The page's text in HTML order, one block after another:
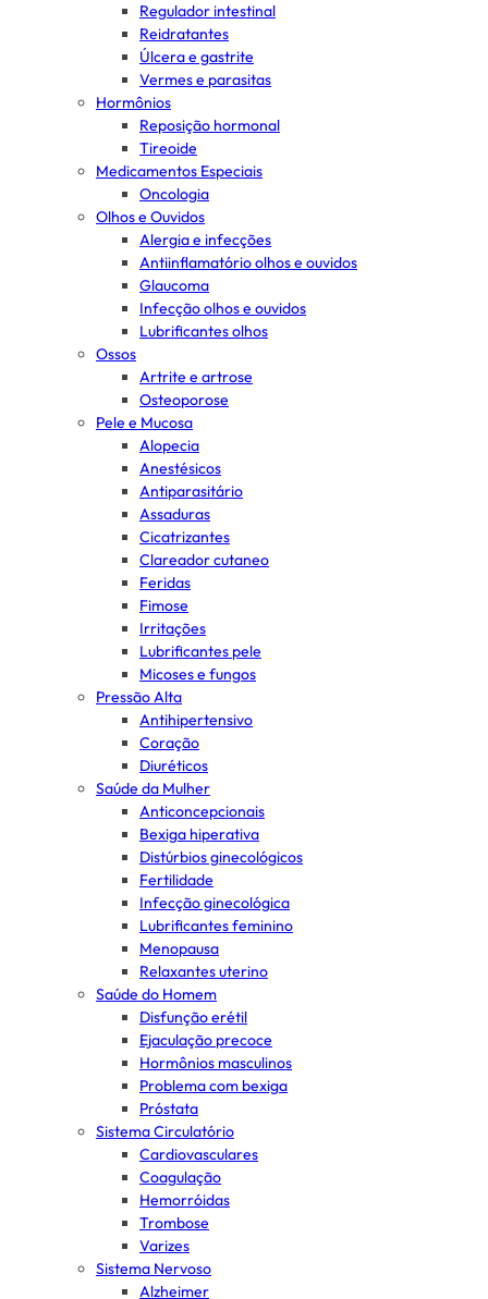
Regulador intestinal
Reidratantes
Úlcera e gastrite
Vermes e parasitas
Hormônios
Reposição hormonal
Tireoide
Medicamentos Especiais
Oncologia
Olhos e Ouvidos
Alergia e infecções
Antiinflamatório olhos e ouvidos
Glaucoma
Infecção olhos e ouvidos
Lubrificantes olhos
Ossos
Artrite e artrose
Osteoporose
Pele e Mucosa
Alopecia
Anestésicos
Antiparasitário
Assaduras
Cicatrizantes
Clareador cutaneo
Feridas
Fimose
Irritações
Lubrificantes pele
Micoses e fungos
Pressão Alta
Antihipertensivo
Coração
Diuréticos
Saúde da Mulher
Anticoncepcionais
Bexiga hiperativa
Distúrbios ginecológicos
Fertilidade
Infecção ginecológica
Lubrificantes feminino
Menopausa
Relaxantes uterino
Saúde do Homem
Disfunção erétil
Ejaculação precoce
Hormônios masculinos
Problema com bexiga
Próstata
Sistema Circulatório
Cardiovasculares
Coagulação
Hemorróidas
Trombose
Varizes
Sistema Nervoso
Alzheimer